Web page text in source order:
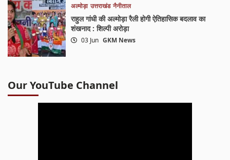
अल्मोड़ा उत्तराखंड नैनीताल
राहुल गांधी की अल्मोड़ा रैली होगी ऐतिहासिक बदलाव का
शंखनाद : शिल्पी अरोड़ा
03 Jun GKM News
Our YouTube Channel